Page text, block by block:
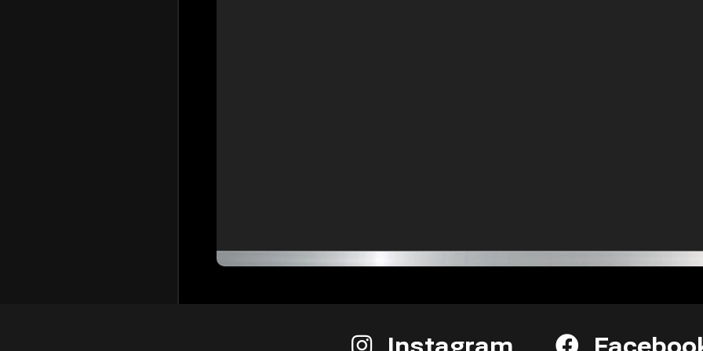
Instagram